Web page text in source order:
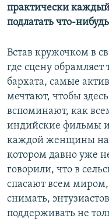
практически
подлатать что-
Встав кружочком в
где сцену
бархата, самые
мечтают, чтобы
вспоминают, как
индийские фильмы
каждой женщины
котором давно уже
говорили, что в
спасают всем
снимать,
поддерживать не